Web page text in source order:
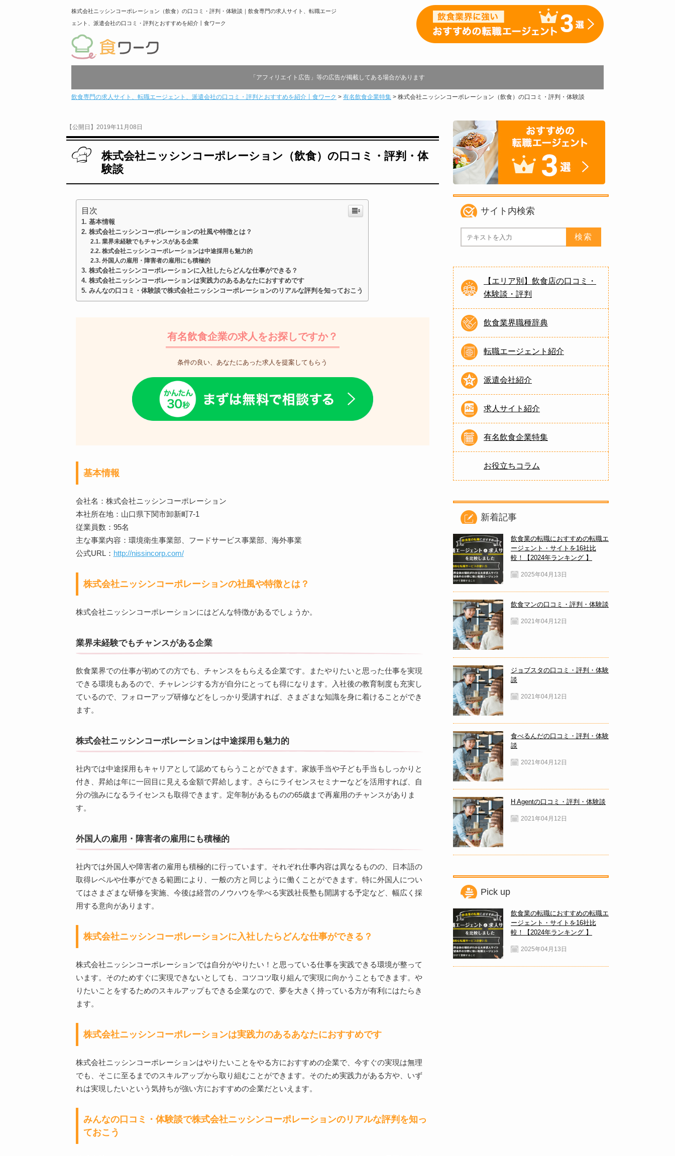
株式会社ニッシンコーポレーション（飲食）の口コミ・評判・体験談｜飲食専門の求人サイト、転職エージ
ェント、派遣会社の口コミ・評判とおすすめを紹介丨食ワーク
「アフィリエイト広告」等の広告が掲載してある場合があります
飲食専門の求人サイト、転職エージェント、派遣会社の口コミ・評判とおすすめを紹介丨食ワーク > 有名飲食企業特集 > 株式会社ニッシンコーポレーション（飲食）の口コミ・評判・体験談
【公開日】2019年11月08日
株式会社ニッシンコーポレーション（飲食）の口コミ・評判・体
験談
目次
基本情報
株式会社ニッシンコーポレーションの社風や特徴とは？
業界未経験でもチャンスがある企業
株式会社ニッシンコーポレーションは中途採用も魅力的
外国人の雇用・障害者の雇用にも積極的
株式会社ニッシンコーポレーションに入社したらどんな仕事ができる？
株式会社ニッシンコーポレーションは実践力のあるあなたにおすすめです
みんなの口コミ・体験談で株式会社ニッシンコーポレーションのリアルな評判を知っておこう
有名飲食企業の求人をお探しですか？
条件の良い、あなたにあった求人を提案してもらう
基本情報
会社名：株式会社ニッシンコーポレーション
本社所在地：山口県下関市卸新町7-1
従業員数：95名
主な事業内容：環境衛生事業部、フードサービス事業部、海外事業
公式URL： http://nissincorp.com/
株式会社ニッシンコーポレーションの社風や特徴とは？
株式会社ニッシンコーポレーションにはどんな特徴があるでしょうか。
業界未経験でもチャンスがある企業
飲食業界での仕事が初めての方でも、チャンスをもらえる企業です。またやりたいと思った仕事を実現
できる環境もあるので、チャレンジする方が自分にとっても得になります。入社後の教育制度も充実し
ているので、フォローアップ研修などをしっかり受講すれば、さまざまな知識を身に着けることができ
ます。
株式会社ニッシンコーポレーションは中途採用も魅力的
社内では中途採用もキャリアとして認めてもらうことができます。家族手当や子ども手当もしっかりと
付き、昇給は年に一回目に見える金額で昇給します。さらにライセンスセミナーなどを活用すれば、自
分の強みになるライセンスも取得できます。定年制があるものの65歳まで再雇用のチャンスがありま
す。
外国人の雇用・障害者の雇用にも積極的
社内では外国人や障害者の雇用も積極的に行っています。それぞれ仕事内容は異なるものの、日本語の
取得レベルや仕事ができる範囲により、一般の方と同じように働くことができます。特に外国人につい
てはさまざまな研修を実施、今後は経営のノウハウを学べる実践社長塾も開講する予定など、幅広く採
用する意向があります。
株式会社ニッシンコーポレーションに入社したらどんな仕事ができる？
株式会社ニッシンコーポレーションでは自分がやりたい！と思っている仕事を実践できる環境が整って
います。そのためすぐに実現できないとしても、コツコツ取り組んで実現に向かうこともできます。や
りたいことをするためのスキルアップもできる企業なので、夢を大きく持っている方が有利にはたらき
ます。
株式会社ニッシンコーポレーションは実践力のあるあなたにおすすめです
株式会社ニッシンコーポレーションはやりたいことをやる方におすすめの企業で、今すぐの実現は無理
でも、そこに至るまでのスキルアップから取り組むことができます。そのため実践力がある方や、いず
れは実現したいという気持ちが強い方におすすめの企業だといえます。
みんなの口コミ・体験談で株式会社ニッシンコーポレーションのリアルな評判を知っ
ておこう
サイト内検索
【エリア別】飲食店の口コミ・
体験談・評判
飲食業界職種辞典
転職エージェント紹介
派遣会社紹介
求人サイト紹介
有名飲食企業特集
お役立ちコラム
新着記事
飲食業の転職におすすめの転職エ
ージェント・サイトを16社比
較！【2024年ランキング 】
2025年04月13日
飲食マンの口コミ・評判・体験談
2021年04月12日
ジョブスタの口コミ・評判・体験
談
2021年04月12日
食べるんだの口コミ・評判・体験
談
2021年04月12日
H Agentの口コミ・評判・体験談
2021年04月12日
Pick up
飲食業の転職におすすめの転職エ
ージェント・サイトを16社比
較！【2024年ランキング 】
2025年04月13日